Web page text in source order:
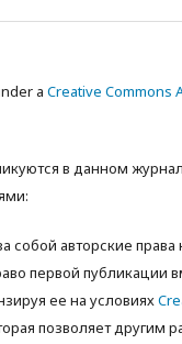
a Creative Commons
в данном
собой авторские права
первой публикации
ее на условиях
позволяет другим